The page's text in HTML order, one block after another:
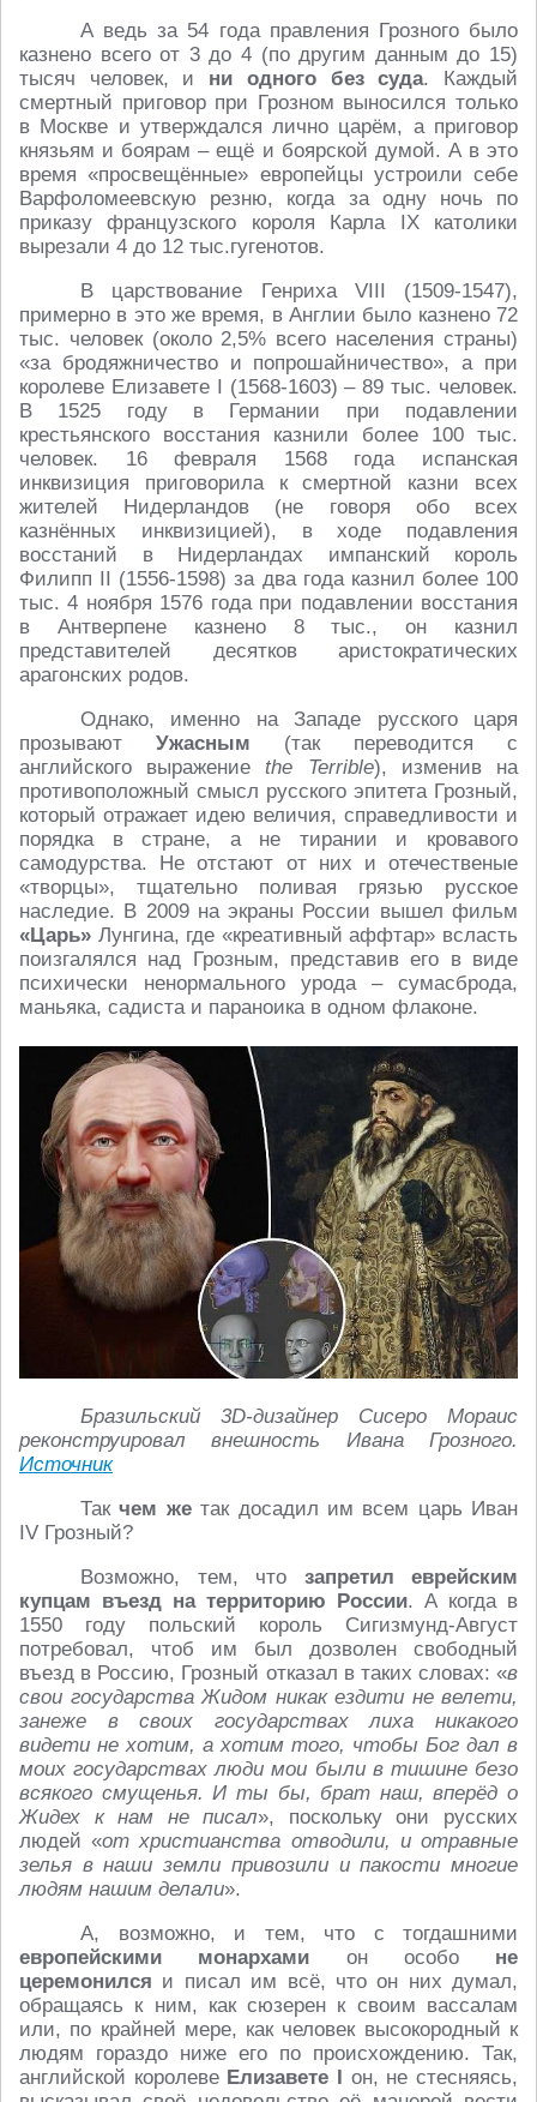
А ведь за 54 года правления Грозного было
казнено всего от 3 до 4 (по другим данным до 15)
тысяч человек, и ни одного без суда. Каждый
смертный приговор при Грозном выносился только
в Москве и утверждался лично царём, а приговор
князьям и боярам – ещё и боярской думой. А в это
время «просвещённые» европейцы устроили себе
Варфоломеевскую резню, когда за одну ночь по
приказу французского короля Карла IX католики
вырезали 4 до 12 тыс.гугенотов.
В царствование Генриха VIII (1509-1547),
примерно в это же время, в Англии было казнено 72
тыс. человек (около 2,5% всего населения страны)
«за бродяжничество и попрошайничество», а при
королеве Елизавете I (1568-1603) – 89 тыс. человек.
В 1525 году в Германии при подавлении
крестьянского восстания казнили более 100 тыс.
человек. 16 февраля 1568 года испанская
инквизиция приговорила к смертной казни всех
жителей Нидерландов (не говоря обо всех
казнённых инквизицией), в ходе подавления
восстаний в Нидерландах импанский король
Филипп II (1556-1598) за два года казнил более 100
тыс. 4 ноября 1576 года при подавлении восстания
в Антверпене казнено 8 тыс., он казнил
представителей десятков аристократических
арагонских родов.
Однако, именно на Западе русского царя
прозывают Ужасным (так переводится с
английского выражениеthe Terrible), изменив на
противоположный смысл русского эпитета Грозный,
который отражает идею величия, справедливости и
порядка в стране, а не тирании и кровавого
самодурства. Не отстают от них и отечественые
«творцы», тщательно поливая грязью русское
наследие. В 2009 на экраны России вышел фильм
«Царь» Лунгина, где «креативный аффтар» всласть
поизгалялся над Грозным, представив его в виде
психически ненормального урода – сумасброда,
маньяка, садиста и параноика в одном флаконе.
Бразильский 3D-дизайнер Сисеро Мораис
реконструировал внешность Ивана Грозного.
Источник
Такчем жетак досадил им всем царь Иван
IV Грозный?
Возможно, тем, что запретил еврейским
купцам въезд на территорию России. А когда в
1550 году польский король Сигизмунд-Август
потребовал, чтоб им был дозволен свободный
въезд в Россию, Грозный отказал в таких словах: «в
свои государства Жидом никак ездити не велети,
занеже в своих государствах лиха никакого
видети не хотим, а хотим того, чтобы Бог дал в
моих государствах люди мои были в тишине безо
всякого смущенья. И ты бы, брат наш, вперёд о
Жидех к нам не писал», поскольку они русских
людей «от христианства отводили, и отравные
зелья в наши земли привозили и пакости многие
людям нашим делали».
А, возможно, и тем, что с тогдашними
европейскими монархами он особо не
церемонился и писал им всё, что он них думал,
обращаясь к ним, как сюзерен к своим вассалам
или, по крайней мере, как человек высокородный к
людям гораздо ниже его по происхождению. Так,
английской королеве Елизавете I он, не стесняясь,